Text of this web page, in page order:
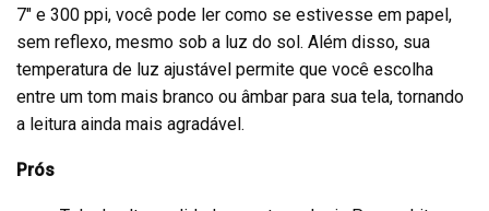
7″ e 300 ppi, você pode ler como se estivesse em papel,
sem reflexo, mesmo sob a luz do sol. Além disso, sua
temperatura de luz ajustável permite que você escolha
entre um tom mais branco ou âmbar para sua tela, tornando
a leitura ainda mais agradável.
Prós